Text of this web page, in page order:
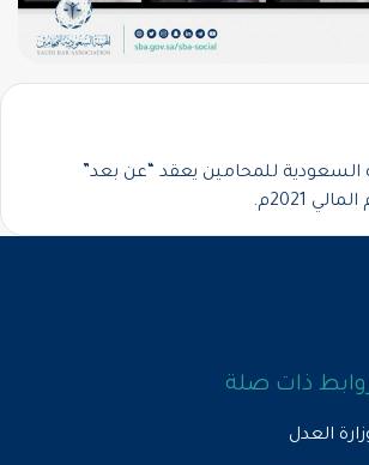
للمحامين يعقد “عن بعد”
2021م.
ذات صلة
العدل